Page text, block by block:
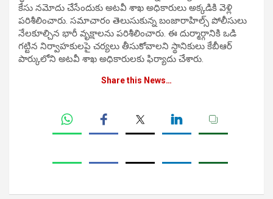
కేసు నమోదు చేసేందుకు అటవీ శాఖ అధికారులు అక్కడికి వెళ్లి
పరిశీలించారు. సమాచారం తెలుసుకున్న బంజారాహిల్స్ పోలీసులు
నేలకూల్చిన భారీ వృక్షాలను పరిశీలించారు. ఈ దుర్మార్గానికి ఒడి
గట్టిన నిర్వాహకులపై చర్యలు తీసుకోవాలని స్థానికులు కేబీఆర్
పార్కులోని అటవీ శాఖ అధికారులకు ఫిర్యాదు చేశారు.
Share this News…